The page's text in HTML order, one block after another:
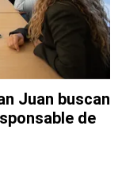
Juan buscan
de